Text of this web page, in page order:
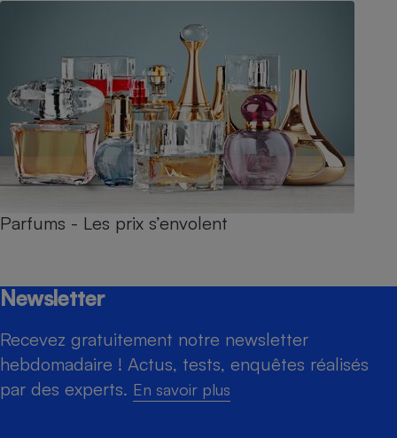
Parfums - Les prix s’envolent
Newsletter
Recevez gratuitement notre newsletter
hebdomadaire ! Actus, tests, enquêtes réalisés
par des experts. En savoir plus